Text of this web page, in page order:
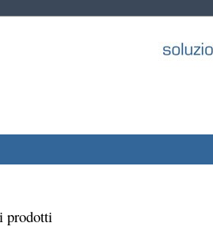
prodotti